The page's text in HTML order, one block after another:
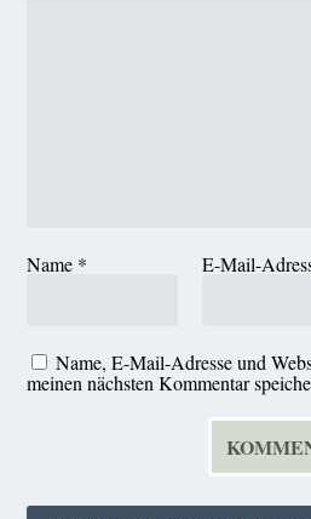
Name * E-Mail-
Name, E-Mail-Adresse und
meinen nächsten Kommentar